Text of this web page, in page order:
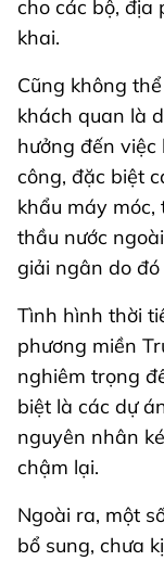
cho các bộ, địa
khai.
Cũng không
khách quan là
hưởng đến
công, đặc biệt
khẩu máy
thầu nước
giải ngân do
Tình hình thời
phương miền
nghiêm trọng
biệt là các dự
nguyên nhân
chậm lại.
Ngoài ra, một
bổ sung, chưa